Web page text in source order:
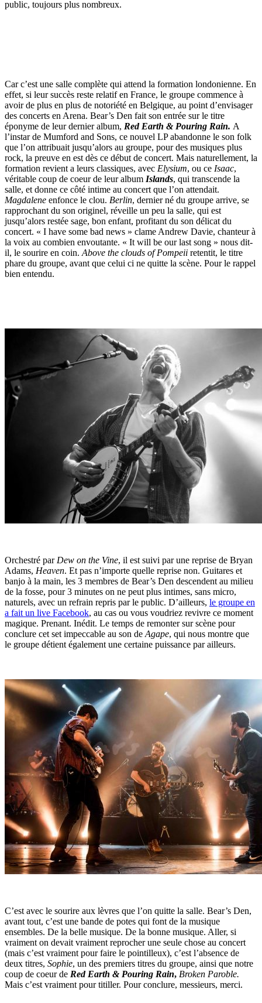
public, toujours plus nombreux.
Car c’est une salle complète qui attend la formation londonienne. En
effet, si leur succès reste relatif en France, le groupe commence à
avoir de plus en plus de notoriété en Belgique, au point d’envisager
des concerts en Arena. Bear’s Den fait son entrée sur le titre
éponyme de leur dernier album, Red Earth & Pouring Rain. A
l’instar de Mumford and Sons, ce nouvel LP abandonne le son folk
que l’on attribuait jusqu’alors au groupe, pour des musiques plus
rock, la preuve en est dès ce début de concert. Mais naturellement, la
formation revient a leurs classiques, avec Elysium, ou ce Isaac,
véritable coup de coeur de leur album Islands, qui transcende la
salle, et donne ce côté intime au concert que l’on attendait.
Magdalene enfonce le clou. Berlin, dernier né du groupe arrive, se
rapprochant du son originel, réveille un peu la salle, qui est
jusqu’alors restée sage, bon enfant, profitant du son délicat du
concert. « I have some bad news » clame Andrew Davie, chanteur à
la voix au combien envoutante. « It will be our last song » nous dit-
il, le sourire en coin. Above the clouds of Pompeii retentit, le titre
phare du groupe, avant que celui ci ne quitte la scène. Pour le rappel
bien entendu.
Orchestré par Dew on the Vine, il est suivi par une reprise de Bryan
Adams, Heaven. Et pas n’importe quelle reprise non. Guitares et
banjo à la main, les 3 membres de Bear’s Den descendent au milieu
de la fosse, pour 3 minutes on ne peut plus intimes, sans micro,
naturels, avec un refrain repris par le public. D’ailleurs, le groupe en
a fait un live Facebook, au cas ou vous voudriez revivre ce moment
magique. Prenant. Inédit. Le temps de remonter sur scène pour
conclure cet set impeccable au son de Agape, qui nous montre que
le groupe détient également une certaine puissance par ailleurs.
C’est avec le sourire aux lèvres que l’on quitte la salle. Bear’s Den,
avant tout, c’est une bande de potes qui font de la musique
ensembles. De la belle musique. De la bonne musique. Aller, si
vraiment on devait vraiment reprocher une seule chose au concert
(mais c’est vraiment pour faire le pointilleux), c’est l’absence de
deux titres, Sophie, un des premiers titres du groupe, ainsi que notre
coup de coeur de Red Earth & Pouring Rain, Broken Paroble.
Mais c’est vraiment pour titiller. Pour conclure, messieurs, merci.